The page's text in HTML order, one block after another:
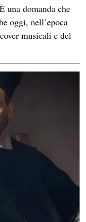
una domanda che
oggi, nell’epoca
musicali e del